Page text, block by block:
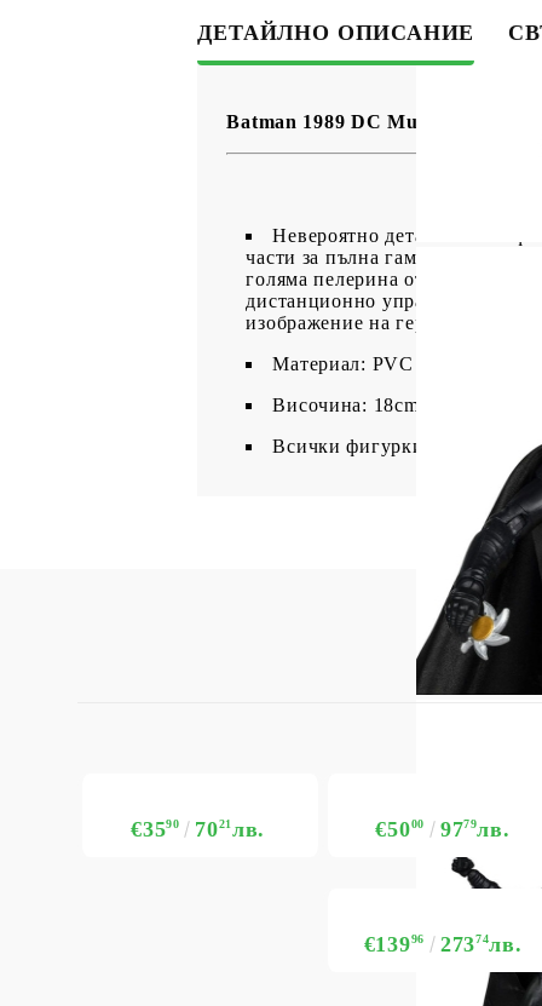
ДЕТАЙЛНО ОПИСАНИЕ
Batman 1989 DC Multiverse
Невероятно детайлна 8cm
части за пълна гама от
голяма пелерина от меки стоки.
дистанционно управление,
изображение на героя отпред и
Материал: PVC
Височина: 18cm
Всички фигурки са
€3590 7021лв. €5000 9779лв.
€13996 27374лв.